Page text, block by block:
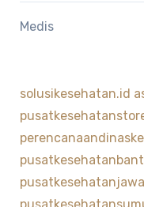
Medis
solusikesehatan.id